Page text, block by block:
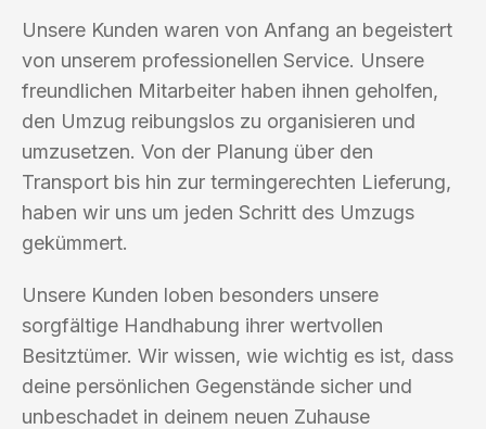
Unsere Kunden waren von Anfang an begeistert
von unserem professionellen Service. Unsere
freundlichen Mitarbeiter haben ihnen geholfen,
den Umzug reibungslos zu organisieren und
umzusetzen. Von der Planung über den
Transport bis hin zur termingerechten Lieferung,
haben wir uns um jeden Schritt des Umzugs
gekümmert.
Unsere Kunden loben besonders unsere
sorgfältige Handhabung ihrer wertvollen
Besitztümer. Wir wissen, wie wichtig es ist, dass
deine persönlichen Gegenstände sicher und
unbeschadet in deinem neuen Zuhause